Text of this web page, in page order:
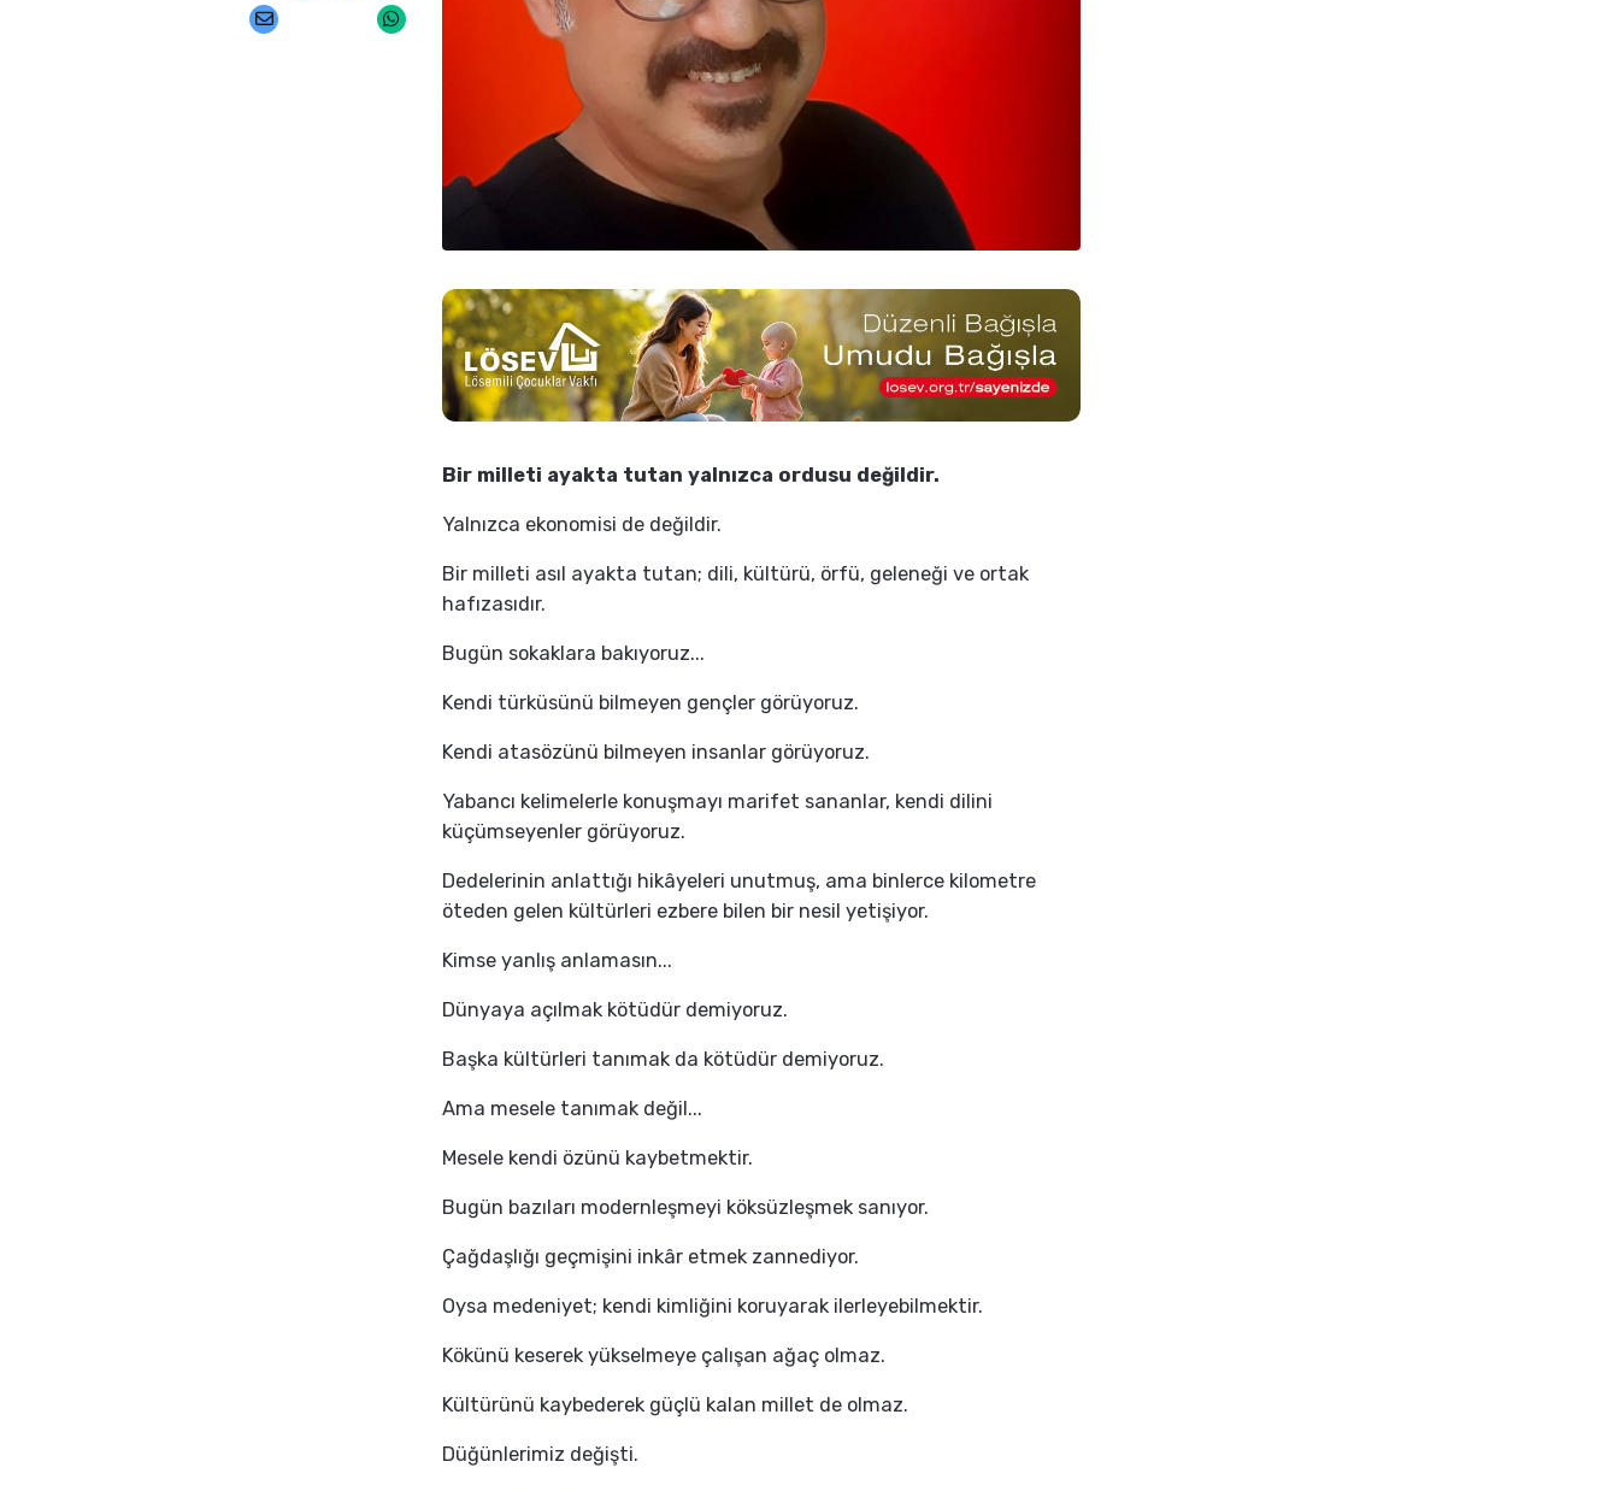
Bir milleti ayakta tutan yalnızca ordusu değildir.
Yalnızca ekonomisi de değildir.
Bir milleti asıl ayakta tutan; dili, kültürü, örfü, geleneği ve ortak
hafızasıdır.
Bugün sokaklara bakıyoruz...
Kendi türküsünü bilmeyen gençler görüyoruz.
Kendi atasözünü bilmeyen insanlar görüyoruz.
Yabancı kelimelerle konuşmayı marifet sananlar, kendi dilini
küçümseyenler görüyoruz.
Dedelerinin anlattığı hikâyeleri unutmuş, ama binlerce kilometre
öteden gelen kültürleri ezbere bilen bir nesil yetişiyor.
Kimse yanlış anlamasın...
Dünyaya açılmak kötüdür demiyoruz.
Başka kültürleri tanımak da kötüdür demiyoruz.
Ama mesele tanımak değil...
Mesele kendi özünü kaybetmektir.
Bugün bazıları modernleşmeyi köksüzleşmek sanıyor.
Çağdaşlığı geçmişini inkâr etmek zannediyor.
Oysa medeniyet; kendi kimliğini koruyarak ilerleyebilmektir.
Kökünü keserek yükselmeye çalışan ağaç olmaz.
Kültürünü kaybederek güçlü kalan millet de olmaz.
Düğünlerimiz değişti.